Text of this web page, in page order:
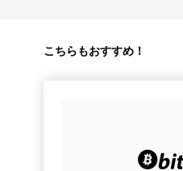
こちらもおすすめ！